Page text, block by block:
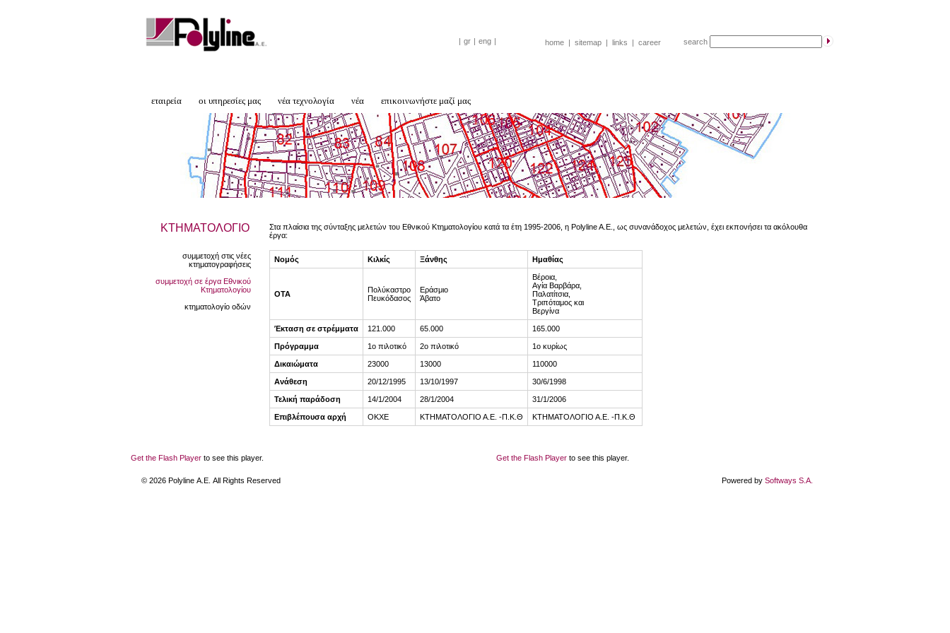
| gr | eng | home | sitemap | links | career search
εταιρεία οι υπηρεσίες μας νέα τεχνολογία νέα επικοινωνήστε μαζί μας
ΚΤΗΜΑΤΟΛΟΓΙΟ
συμμετοχή στις νέες
κτηματογραφήσεις
συμμετοχή σε έργα Εθνικού
Κτηματολογίου
κτηματολογίο οδών
Στα πλαίσια της σύνταξης μελετών του Εθνικού Κτηματολογίου κατά τα έτη 1995-2006, η Polyline A.E., ως συνανάδοχος μελετών, έχει εκπονήσει τα ακόλουθα
έργα:
Νομός Κιλκίς Ξάνθης Ημαθίας
ΟΤΑ
Πολύκαστρο
Πευκόδασος
Εράσμιο
Άβατο
Βέροια,
Αγία Βαρβάρα,
Παλατίτσια,
Τριπόταμος και
Βεργίνα
Έκταση σε στρέμματα 121.000 65.000 165.000
Πρόγραμμα 1ο πιλοτικό 2ο πιλοτικό 1ο κυρίως
Δικαιώματα 23000 13000 110000
Ανάθεση 20/12/1995 13/10/1997 30/6/1998
Τελική παράδοση 14/1/2004 28/1/2004 31/1/2006
Επιβλέπουσα αρχή ΟΚΧΕ ΚΤΗΜΑΤΟΛΟΓΙΟ Α.Ε. -Π.Κ.Θ ΚΤΗΜΑΤΟΛΟΓΙΟ Α.Ε. -Π.Κ.Θ
Get the Flash Player to see this player. Get the Flash Player to see this player.
© 2026 Polyline Α.Ε. All Rights Reserved Powered by Softways S.A.